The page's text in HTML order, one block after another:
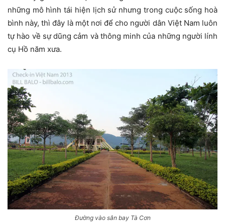
những mô hình tái hiện lịch sử nhưng trong cuộc sống hoà
bình này, thì đây là một nơi để cho người dân Việt Nam luôn
tự hào về sự dũng cảm và thông minh của những người lính
cụ Hồ năm xưa.
Đường vào sân bay Tà Cơn